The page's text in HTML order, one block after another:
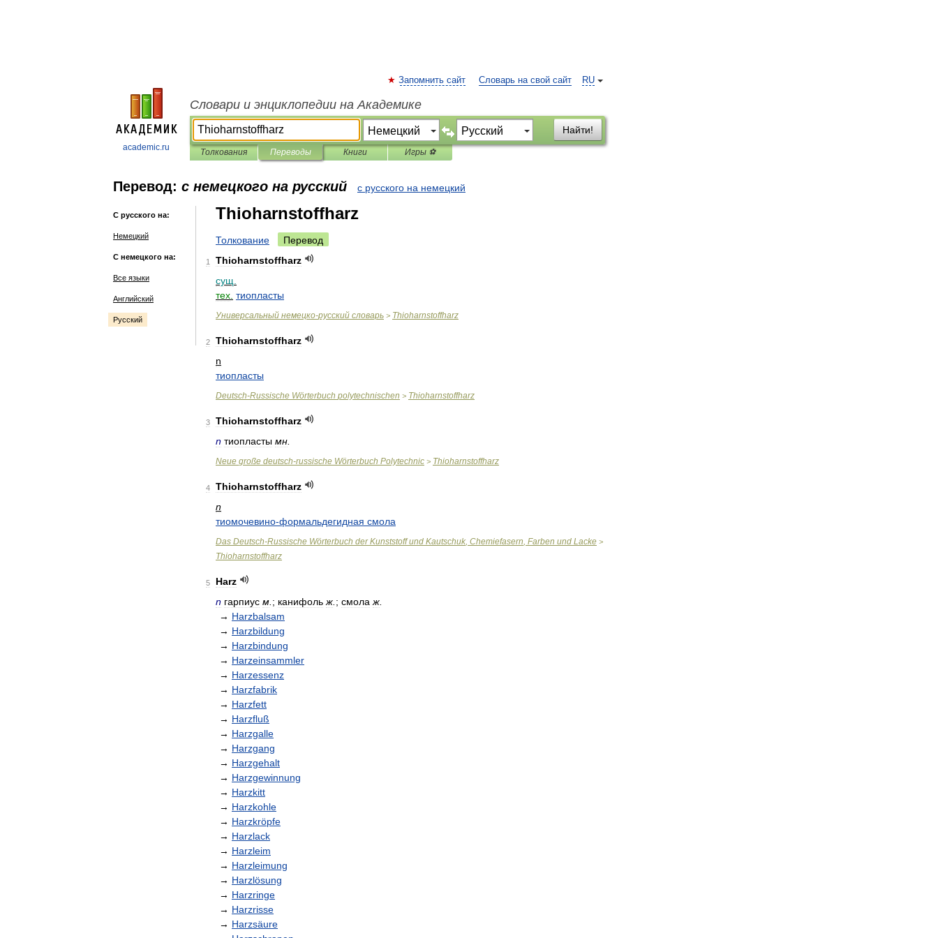
academic.ru
RU
Запомнить сайт Словарь на свой сайт
Словари и энциклопедии на Академике
Найти!
Толкования Переводы Книги Игры ⚽
Перевод: с немецкого на русский с русского на немецкий
С русского на:
Немецкий
С немецкого на:
Все языки
Английский
Русский
Thioharnstoffharz
Толкование Перевод
1
Thioharnstoffharz
сущ
тех тиопласты
Универсальный немецко-русский словарь > Thioharnstoffharz
2
Thioharnstoffharz
n
тиопласты
Deutsch-Russische Wörterbuch polytechnischen > Thioharnstoffharz
3
Thioharnstoffharz
n тиопласты мн
Neue große deutsch-russische Wörterbuch Polytechnic > Thioharnstoffharz
4
Thioharnstoffharz
n
тиомочевино-формальдегидная смола
Das Deutsch-Russische Wörterbuch der Kunststoff und Kautschuk, Chemiefasern, Farben und Lacke >
Thioharnstoffharz
5
Harz
n гарпиус м ; канифоль ж ; смола ж
→ Harzbalsam
→ Harzbildung
→ Harzbindung
→ Harzeinsammler
→ Harzessenz
→ Harzfabrik
→ Harzfett
→ Harzfluß
→ Harzgalle
→ Harzgang
→ Harzgehalt
→ Harzgewinnung
→ Harzkitt
→ Harzkohle
→ Harzkröpfe
→ Harzlack
→ Harzleim
→ Harzleimung
→ Harzlösung
→ Harzringe
→ Harzrisse
→ Harzsäure